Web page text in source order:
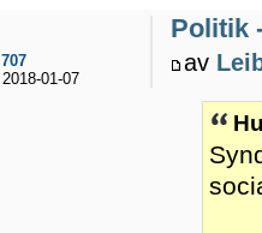
Politik
av
707
2018-01-07